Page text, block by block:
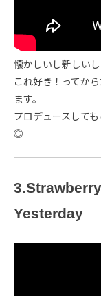
懐かしいし新しい
これ好き！ってか
ます。
プロデュースして
◎
Yesterday